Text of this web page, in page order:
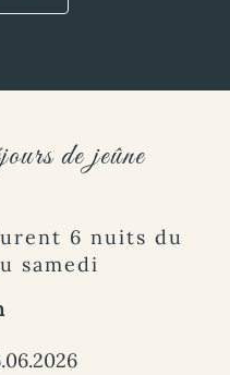
de jeûne
6 nuits du
samedi